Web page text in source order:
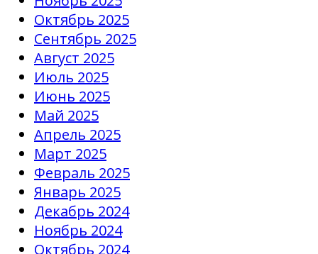
Октябрь 2025
Сентябрь 2025
Август 2025
Июль 2025
Июнь 2025
Май 2025
Апрель 2025
Март 2025
Февраль 2025
Январь 2025
Декабрь 2024
Ноябрь 2024
Октябрь 2024